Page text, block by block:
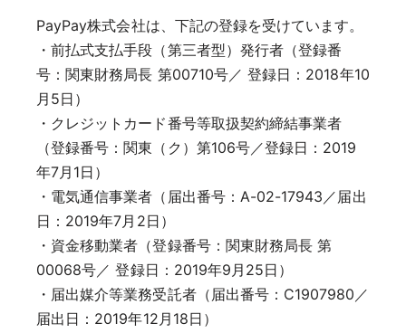
PayPay株式会社は、下記の登録を受けています。
・前払式支払手段（第三者型）発行者（登録番
号：関東財務局長 第00710号／ 登録日：2018年10
月5日）
・クレジットカード番号等取扱契約締結事業者
（登録番号：関東（ク）第106号／登録日：2019
年7月1日）
・電気通信事業者（届出番号：A-02-17943／届出
日：2019年7月2日）
・資金移動業者（登録番号：関東財務局長 第
00068号／ 登録日：2019年9月25日）
・届出媒介等業務受託者（届出番号：C1907980／
届出日：2019年12月18日）